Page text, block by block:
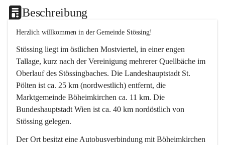
Beschreibung
Herzlich willkommen in der Gemeinde Stössing!
Stössing liegt im östlichen Mostviertel, in einer engen
Tallage, kurz nach der Vereinigung mehrerer Quellbäche im
Oberlauf des Stössingbaches. Die Landeshauptstadt St.
Pölten ist ca. 25 km (nordwestlich) entfernt, die
Marktgemeinde Böheimkirchen ca. 11 km. Die
Bundeshauptstadt Wien ist ca. 40 km nordöstlich von
Stössing gelegen.
Der Ort besitzt eine Autobusverbindung mit Böheimkirchen